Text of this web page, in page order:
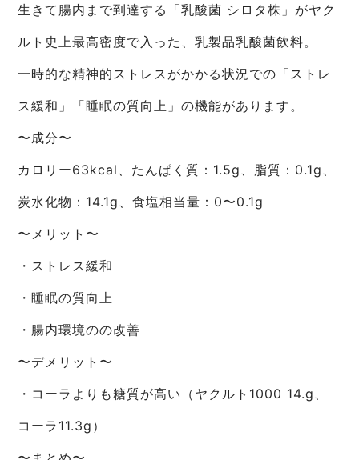
生きて腸内まで到達する「乳酸菌 シロタ株」がヤク
ルト史上最高密度で入った、乳製品乳酸菌飲料。
一時的な精神的ストレスがかかる状況での「ストレ
ス緩和」「睡眠の質向上」の機能があります。
〜成分〜
カロリー63kcal、たんぱく質：1.5g、脂質：0.1g、
炭水化物：14.1g、食塩相当量：0〜0.1g
〜メリット〜
・ストレス緩和
・睡眠の質向上
・腸内環境のの改善
〜デメリット〜
・コーラよりも糖質が高い（ヤクルト1000 14.g、
コーラ11.3g）